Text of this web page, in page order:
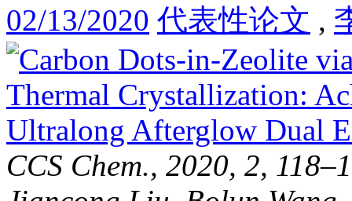
02/13/2020 代表性论文 ,
CCS Chem., 2020, 2,